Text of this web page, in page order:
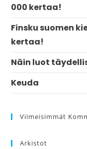
000 kertaa!
Finsku suomen
kertaa!
Näin luot
Keuda
Viimeisimmät
Arkistot